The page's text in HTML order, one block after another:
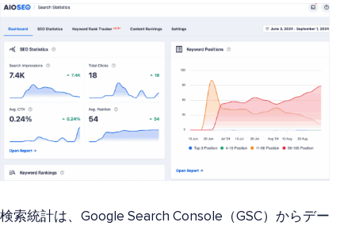
検索統計は、Google Search Console（GSC）からデー